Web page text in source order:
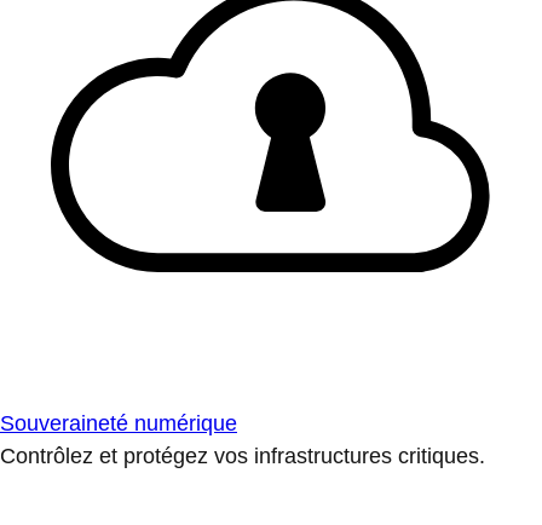
Souveraineté numérique
Contrôlez et protégez vos infrastructures critiques.